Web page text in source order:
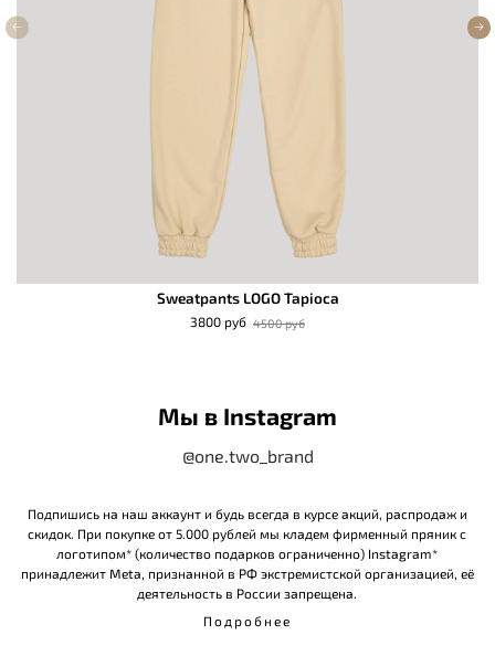
Sweatpants LOGO Tapioca
3800 руб 4500 руб
Мы в Instagram
@one.two_brand
Подпишись на наш аккаунт и будь всегда в курсе акций, распродаж и
скидок. При покупке от 5.000 рублей мы кладем фирменный пряник с
логотипом* (количество подарков ограниченно) Instagram*
принадлежит Meta, признанной в РФ экстремистской организацией, её
деятельность в России запрещена.
Подробнее